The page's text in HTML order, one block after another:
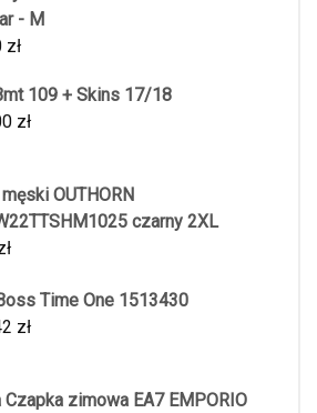
- M
zł
109 + Skins 17/18
zł
OUTHORN
czarny 2XL
Time One 1513430
zł
Czapka zimowa EA7 EMPORIO